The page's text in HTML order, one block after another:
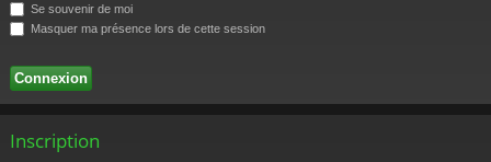
Se souvenir de moi
Masquer ma présence lors de cette session
Inscription